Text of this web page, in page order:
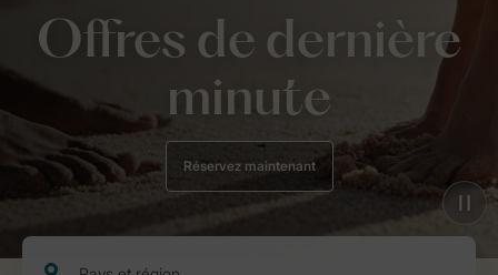
Offres de dernière
minute
Réservez maintenant